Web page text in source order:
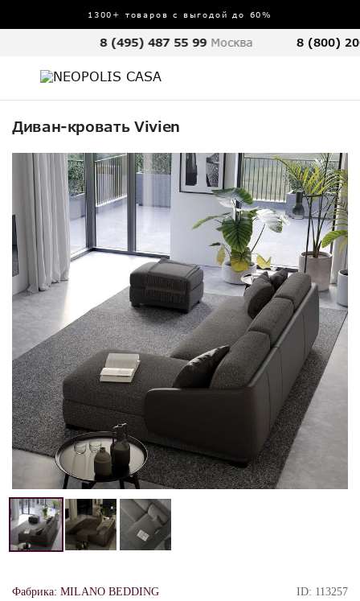
1300+ товаров с выгодой до 60%
8 (495) 487 55 99 Москва 8 (800)
Диван-кровать Vivien
Фабрика: MILANO BEDDING
ID: 113257